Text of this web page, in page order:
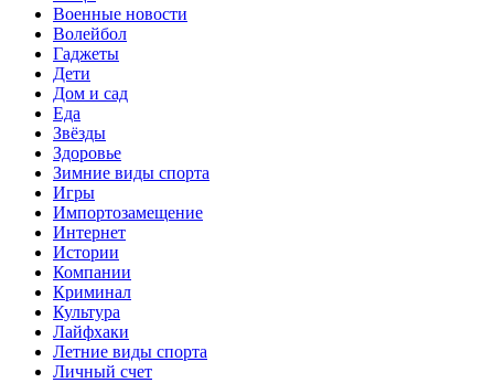
Военные новости
Волейбол
Гаджеты
Дети
Дом и сад
Еда
Звёзды
Здоровье
Зимние виды спорта
Игры
Импортозамещение
Интернет
Истории
Компании
Криминал
Культура
Лайфхаки
Летние виды спорта
Личный счет